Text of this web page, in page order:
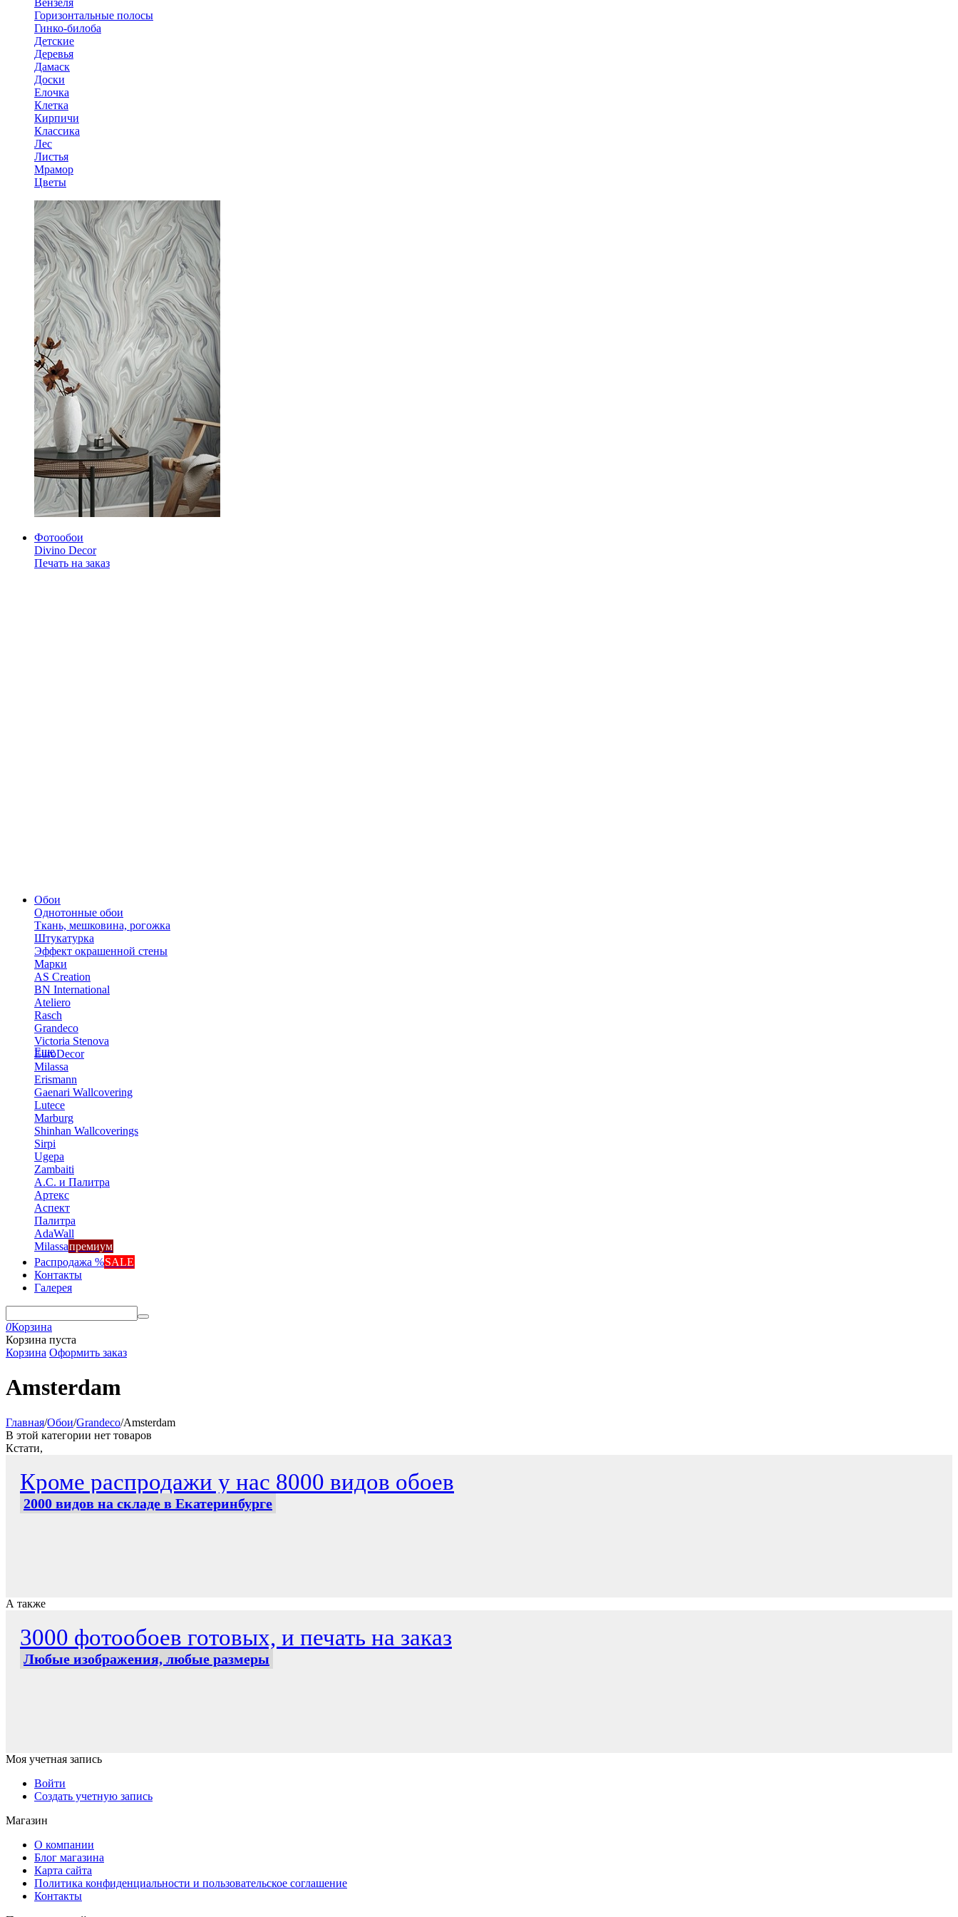
Вензеля
Горизонтальные полосы
Гинко-билоба
Детские
Деревья
Дамаск
Доски
Елочка
Клетка
Кирпичи
Классика
Лес
Листья
Мрамор
Цветы
Фотообои
Divino Decor
Печать на заказ
Обои
Однотонные обои
Ткань, мешковина, рогожка
Штукатурка
Эффект окрашенной стены
Марки
AS Creation
BN International
Ateliero
Rasch
Grandeco
Victoria Stenova
EuroDecor
Milassa
Erismann
Gaenari Wallcovering
Lutece
Marburg
Shinhan Wallcoverings
Sirpi
Ugepa
Zambaiti
А.С. и Палитра
Артекс
Аспект
Палитра
AdaWall
Milassaпремиум
Еще
Распродажа %SALE
Контакты
Галерея
0Корзина
Корзина пуста
Корзина Оформить заказ
Amsterdam
Главная/Обои/Grandeco/Amsterdam
В этой категории нет товаров
Кстати,
Кроме распродажи у нас 8000 видов обоев
2000 видов на складе в Екатеринбурге
А также
3000 фотообоев готовых, и печать на заказ
Любые изображения, любые размеры
Моя учетная запись
Войти
Создать учетную запись
Магазин
О компании
Блог магазина
Карта сайта
Политика конфиденциальности и пользовательское соглашение
Контакты